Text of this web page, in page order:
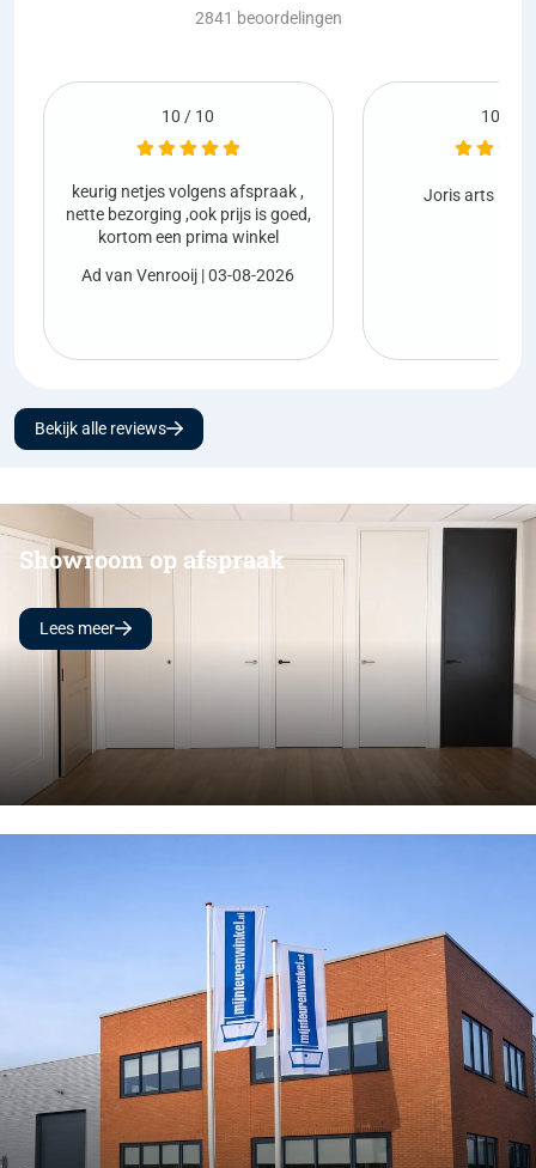
2841 beoordelingen
10 / 10
Joris arts| 01-08-2026
Netjes
Bekijk alle reviews
Showroom op afspraak
Lees meer